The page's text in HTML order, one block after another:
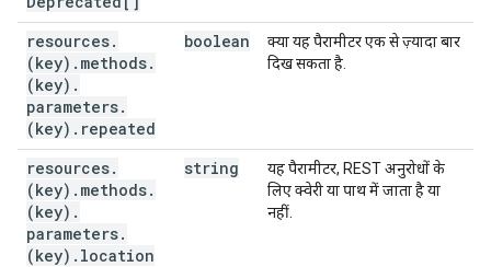
resources.
(key) . methods.
(key) .
parameters.
(key) . repeated
boolean
क्या यह पैरामीटर एक से ज़्यादा बार
दिख सकता है.
resources.
(key) . methods.
(key) .
parameters.
(key) . location
string
यह पैरामीटर, REST अनुरोधों के
लिए क्वेरी या पाथ में जाता है या
नहीं.